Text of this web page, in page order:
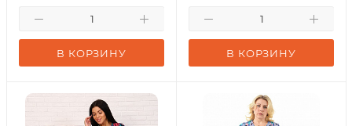
В КОРЗИНУ В КОРЗИНУ